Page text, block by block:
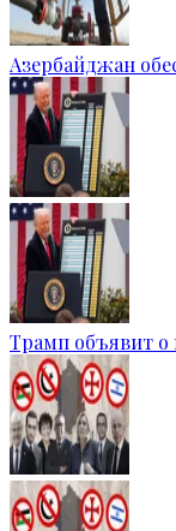
Азербайджан
Трамп объявит